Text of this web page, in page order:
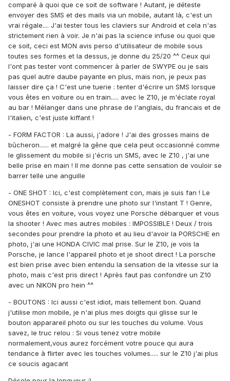
comparé à quoi que ce soit de software ! Autant, je déteste
envoyer des SMS et des mails via un mobile, autant là, c'est un
vrai régale.... J'ai tester tous les claviers sur Android et cela n'as
strictement rien à voir. Je n'ai pas la science infuse ou quoi que
ce soit, ceci est MON avis perso d'utilisateur de mobile sous
toutes ses formes et la dessus, je donne du 25/20 ^^ Ceux qui
l'ont pas tester vont commencer à parler de SWYPE ou je sais
pas quel autre daube payante en plus, mais non, je peux pas
laisser dire ça ! C'est une tuerie : tenter d'écrire un SMS lorsque
vous êtes en voiture ou en train..... avec le Z10, je m'éclate royal
au bar ! Mélanger dans une phrase de l'anglais, du francais et de
l'italien, c'est juste kiffant !
- FORM FACTOR : La aussi, j'adore ! J'ai des grosses mains de
bûcheron...... et malgré la gêne que cela peut occasionné comme
le glissement du mobile si j'écris un SMS, avec le Z10 , j'ai une
belle prise en main ! Il me donne pas cette sensation de vouloir se
barrer telle une anguille
- ONE SHOT : Ici, c'est complètement con, mais je suis fan ! Le
ONESHOT consiste à prendre une photo sur l'instant T ! Genre,
vous êtes en voiture, vous voyez une Porsche débarquer et vous
la shooter ! Avec mes autres mobiles : IMPOSSIBLE ! Deux / trois
secondes pour prendre la photo et au lieu d'avoir la PORSCHE en
photo, j'ai une HONDA CIVIC mal prise. Sur le Z10, je vois la
Porsche, je lance l'appareil photo et je shoot direct ! La porsche
est bien prise avec bien entendu la sensation de la vitesse sur la
photo, mais c'est pris direct ! Après faut pas confondre un Z10
avec un NIKON pro hein ^^
- BOUTONS : Ici aussi c'est idiot, mais tellement bon. Quand
j'utilise mon mobile, je n'ai plus mes doigts qui glisse sur le
bouton apparareil photo ou sur les touches du volume. Vous
savez, le truc relou : Si vous tenez votre mobile
normalement,vous aurez forcément votre pouce qui aura
tendance à flirter avec les touches volumes..... sur le Z10 j'ai plus
ce soucis agacant